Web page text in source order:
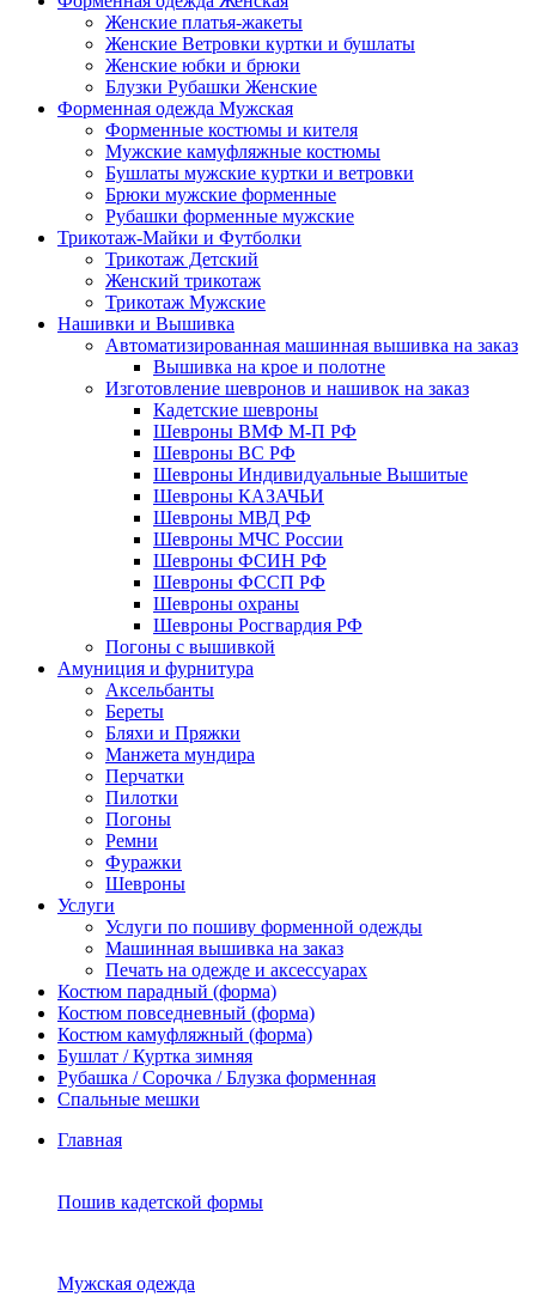
Женские платья-жакеты
Женские Ветровки куртки и бушлаты
Женские юбки и брюки
Блузки Рубашки Женские
Форменная одежда Мужская
Форменные костюмы и кителя
Мужские камуфляжные костюмы
Бушлаты мужские куртки и ветровки
Брюки мужские форменные
Рубашки форменные мужские
Трикотаж-Майки и Футболки
Трикотаж Детский
Женский трикотаж
Трикотаж Мужские
Нашивки и Вышивка
Автоматизированная машинная вышивка на заказ
Вышивка на крое и полотне
Изготовление шевронов и нашивок на заказ
Кадетские шевроны
Шевроны ВМФ М-П РФ
Шевроны ВС РФ
Шевроны Индивидуальные Вышитые
Шевроны КАЗАЧЬИ
Шевроны МВД РФ
Шевроны МЧС России
Шевроны ФСИН РФ
Шевроны ФССП РФ
Шевроны охраны
Шевроны Росгвардия РФ
Погоны с вышивкой
Амуниция и фурнитура
Аксельбанты
Береты
Бляхи и Пряжки
Манжета мундира
Перчатки
Пилотки
Погоны
Ремни
Фуражки
Шевроны
Услуги
Услуги по пошиву форменной одежды
Машинная вышивка на заказ
Печать на одежде и аксессуарах
Костюм парадный (форма)
Костюм повседневный (форма)
Костюм камуфляжный (форма)
Бушлат / Куртка зимняя
Рубашка / Сорочка / Блузка форменная
Спальные мешки
Главная
Пошив кадетской формы
Мужская одежда